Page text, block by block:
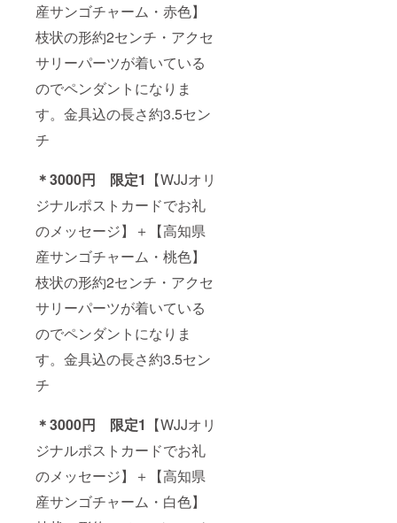
産サンゴチャーム・赤色】
枝状の形約2センチ・アクセ
サリーパーツが着いている
のでペンダントになりま
す。金具込の長さ約3.5セン
チ
＊3000円 限定1 【WJJオリ
ジナルポストカードでお礼
のメッセージ】＋【高知県
産サンゴチャーム・桃色】
枝状の形約2センチ・アクセ
サリーパーツが着いている
のでペンダントになりま
す。金具込の長さ約3.5セン
チ
＊3000円 限定1 【WJJオリ
ジナルポストカードでお礼
のメッセージ】＋【高知県
産サンゴチャーム・白色】